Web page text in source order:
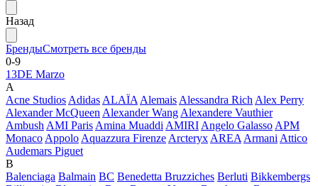
Назад
БрендыСмотреть все бренды
0-9
13DE Marzo
A
Acne StudiosAdidasALAÏAAlemaisAlessandra RichAlex Perry
Alexander McQueenAlexander WangAlexandere Vauthier
AmbushAMI ParisAmina MuaddiAMIRIAngelo GalassoAPM
MonacoAppoloAquazzura FirenzeArcteryxAREAArmaniAttico
Audemars Piguet
B
Balenciaga Balmain BC Benedetta Bruzziches Berluti Bikkembergs